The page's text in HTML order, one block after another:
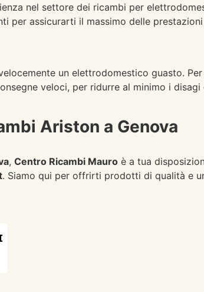
nel settore dei ricambi per
per assicurarti il massimo delle
un elettrodomestico guasto.
veloci, per ridurre al minimo i
Ariston a Genova
, Centro Ricambi Mauro è a tua
. Siamo qui per offrirti prodotti di qualità e